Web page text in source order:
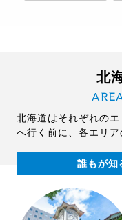
北
北海道はそれぞれの
へ行く前に、各エリア
誰もが知